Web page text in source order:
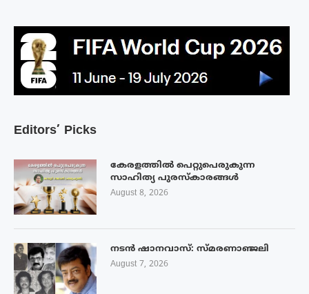
Editors’ Picks
കേരളത്തിൽ പെറ്റുപെരുകുന്ന
സാഹിത്യ പുരസ്‌കാരങ്ങൾ
August 8, 2026
നടൻ ഷാനവാസ്: സ്മരണാഞ്ജലി
August 7, 2026